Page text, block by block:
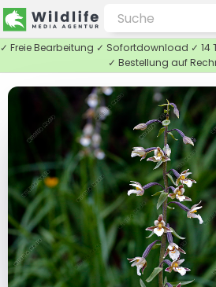
✓ Freie Bearbeitung ✓ Sofortdownload ✓
✓ Bestellung auf